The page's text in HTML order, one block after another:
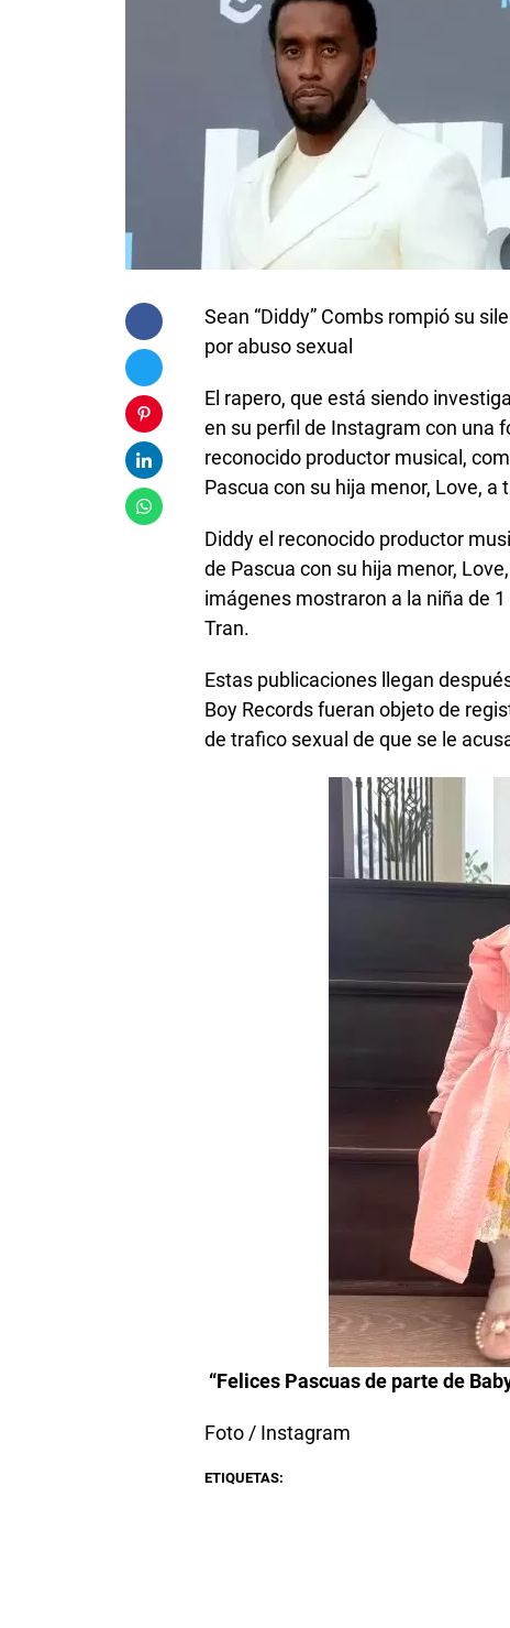
Sean “Diddy” Combs rompió su
por abuso sexual
El rapero, que está siendo
en su perfil de Instagram con una
reconocido productor musical,
Pascua con su hija menor, Love,
Diddy el reconocido productor
de Pascua con su hija menor,
imágenes mostraron a la niña de
Tran.
Estas publicaciones llegan
Boy Records fueran objeto de
de trafico sexual de que se le
“Felices Pascuas de parte de
Foto / Instagram
ETIQUETAS: